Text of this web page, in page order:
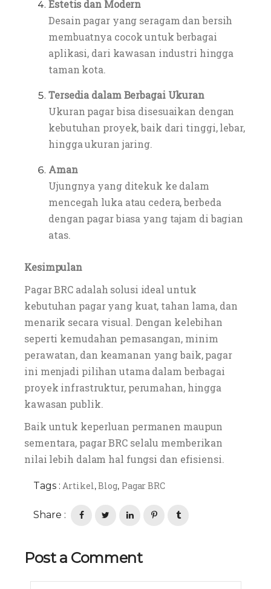
Estetis dan Modern
Desain pagar yang seragam dan bersih
membuatnya cocok untuk berbagai
aplikasi, dari kawasan industri hingga
taman kota.
Tersedia dalam Berbagai Ukuran
Ukuran pagar bisa disesuaikan dengan
kebutuhan proyek, baik dari tinggi, lebar,
hingga ukuran jaring.
Aman
Ujungnya yang ditekuk ke dalam
mencegah luka atau cedera, berbeda
dengan pagar biasa yang tajam di bagian
atas.
Kesimpulan
Pagar BRC adalah solusi ideal untuk
kebutuhan pagar yang kuat, tahan lama, dan
menarik secara visual. Dengan kelebihan
seperti kemudahan pemasangan, minim
perawatan, dan keamanan yang baik, pagar
ini menjadi pilihan utama dalam berbagai
proyek infrastruktur, perumahan, hingga
kawasan publik.
Baik untuk keperluan permanen maupun
sementara, pagar BRC selalu memberikan
nilai lebih dalam hal fungsi dan efisiensi.
Tags : Artikel ,Blog, Pagar BRC
Share :
Post a Comment